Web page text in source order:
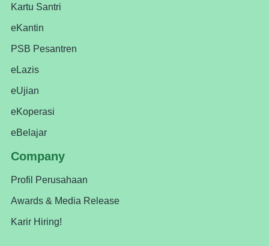
Kartu Santri
eKantin
PSB Pesantren
eLazis
eUjian
eKoperasi
eBelajar
Company
Profil Perusahaan
Awards & Media Release
Karir Hiring!